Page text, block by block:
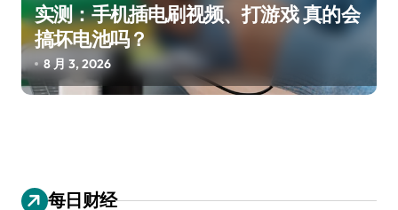
实测：手机插电刷视频、打游戏 真的会
搞坏电池吗？
8 月 3, 2026
每日财经